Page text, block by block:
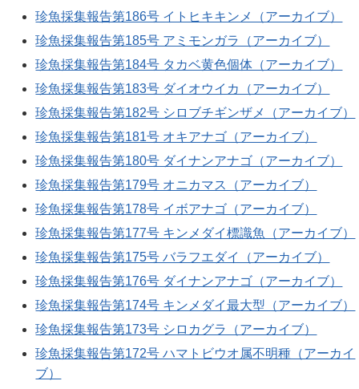
珍魚採集報告第186号 イトヒキキンメ（アーカイブ）
珍魚採集報告第185号 アミモンガラ（アーカイブ）
珍魚採集報告第184号 タカベ黄色個体（アーカイブ）
珍魚採集報告第183号 ダイオウイカ（アーカイブ）
珍魚採集報告第182号 シロブチギンザメ（アーカイブ）
珍魚採集報告第181号 オキアナゴ（アーカイブ）
珍魚採集報告第180号 ダイナンアナゴ（アーカイブ）
珍魚採集報告第179号 オニカマス（アーカイブ）
珍魚採集報告第178号 イボアナゴ（アーカイブ）
珍魚採集報告第177号 キンメダイ標識魚（アーカイブ）
珍魚採集報告第175号 バラフエダイ（アーカイブ）
珍魚採集報告第176号 ダイナンアナゴ（アーカイブ）
珍魚採集報告第174号 キンメダイ最大型（アーカイブ）
珍魚採集報告第173号 シロカグラ（アーカイブ）
珍魚採集報告第172号 ハマトビウオ属不明種（アーカイ
ブ）